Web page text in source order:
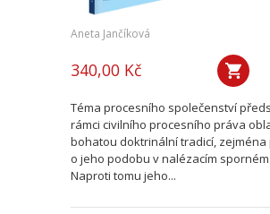
Aneta Jančíková
340,00 Kč
Téma procesního společenství
rámci civilního procesního práva
bohatou doktrinální tradicí, zejména
o jeho podobu v nalézacím
Naproti tomu jeho...